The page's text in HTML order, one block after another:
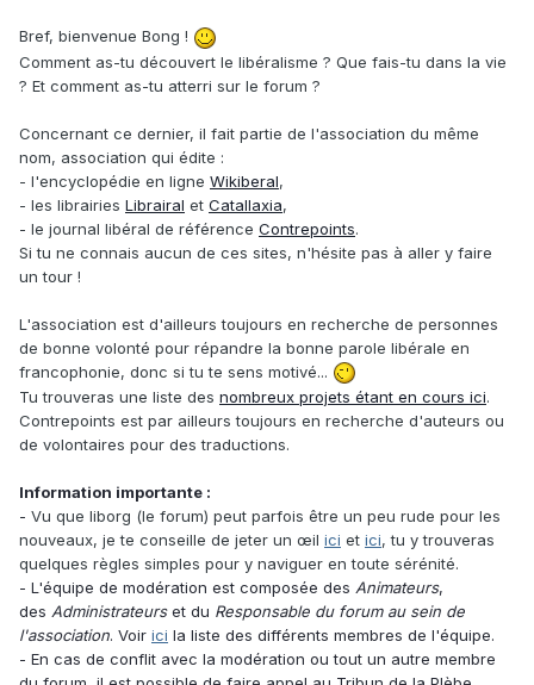
Bref, bienvenue Bong !
Comment as-tu découvert le libéralisme ? Que fais-tu dans la vie
? Et comment as-tu atterri sur le forum ?
Concernant ce dernier, il fait partie de l'association du même
nom, association qui édite :
- l'encyclopédie en ligne Wikiberal,
- les librairies Librairal et Catallaxia,
- le journal libéral de référence Contrepoints.
Si tu ne connais aucun de ces sites, n'hésite pas à aller y faire
un tour !
L'association est d'ailleurs toujours en recherche de personnes
de bonne volonté pour répandre la bonne parole libérale en
francophonie, donc si tu te sens motivé...
Tu trouveras une liste des nombreux projets étant en cours ici.
Contrepoints est par ailleurs toujours en recherche d'auteurs ou
de volontaires pour des traductions.
Information importante :
- Vu que liborg (le forum) peut parfois être un peu rude pour les
nouveaux, je te conseille de jeter un œil ici et ici, tu y trouveras
quelques règles simples pour y naviguer en toute sérénité.
- L'équipe de modération est composée des Animateurs,
des Administrateurs et du Responsable du forum au sein de
l'association. Voir ici la liste des différents membres de l'équipe.
- En cas de conflit avec la modération ou tout un autre membre